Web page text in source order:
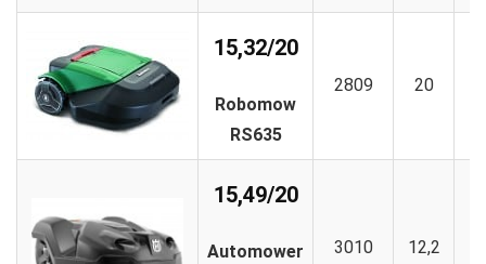
15,32/20
Robomow
RS635
2809 20
15,49/20
Automower
3010 12,2